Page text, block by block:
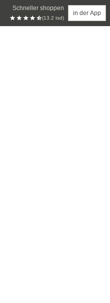
Schneller shoppen
(13.2 tsd)
in der App